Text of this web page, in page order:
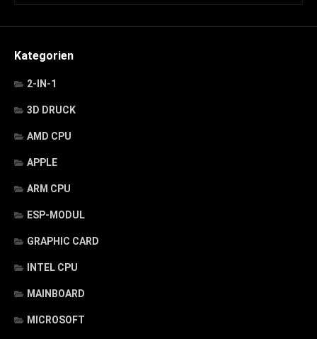
Kategorien
2-IN-1
3D DRUCK
AMD CPU
APPLE
ARM CPU
ESP-MODUL
GRAPHIC CARD
INTEL CPU
MAINBOARD
MICROSOFT